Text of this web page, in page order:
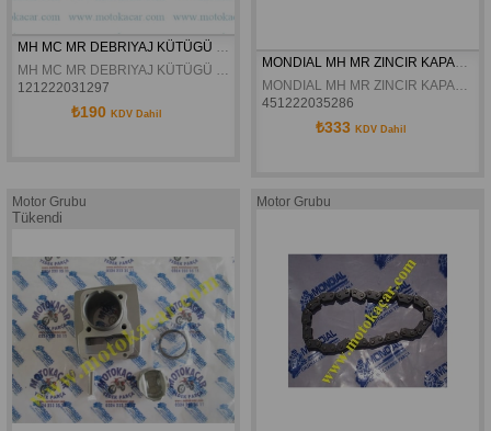
121222031297
₺190 KDV Dahil
451222035286
₺333 KDV Dahil
Motor Grubu
Tükendi
Motor Grubu